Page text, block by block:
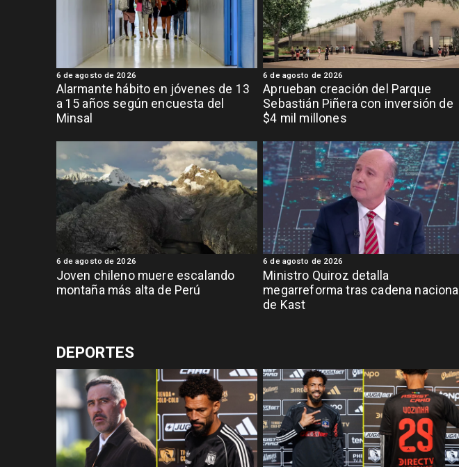
Alarmante hábito en jóvenes de 13
a 15 años según encuesta del
Minsal
6 de agosto de 2026
Aprueban creación del Parque
Sebastián Piñera con inversión de
$4 mil millones
6 de agosto de 2026
Joven chileno muere escalando
montaña más alta de Perú
6 de agosto de 2026
Ministro Quiroz detalla
megarreforma tras cadena nacional
de Kast
6 de agosto de 2026
DEPORTES